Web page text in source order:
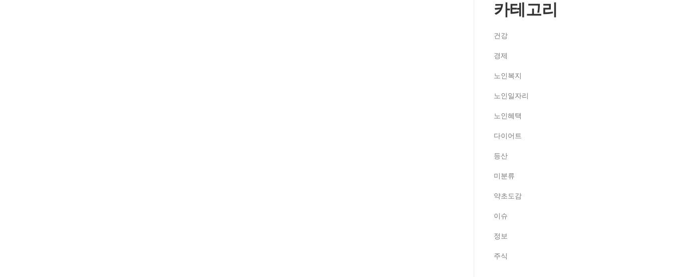
카테고리
건강
경제
노인복지
노인일자리
노인혜택
다이어트
등산
미분류
약초도감
이슈
정보
주식